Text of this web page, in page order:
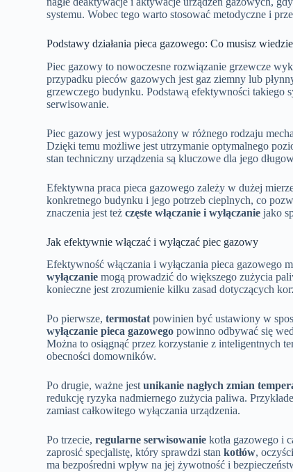
systemu. Wobec tego warto stosować metodyczne i
Podstawy działania pieca gazowego: Co musisz
Piec gazowy to nowoczesne rozwiązanie grzewcze
przypadku pieców gazowych jest gaz ziemny lub
grzewczego budynku. Podstawą efektywności takiego
serwisowanie.
Piec gazowy jest wyposażony w różnego rodzaju
Dzięki temu możliwe jest utrzymanie optymalnego
stan techniczny urządzenia są kluczowe dla jego
Efektywna praca pieca gazowego zależy w dużej
konkretnego budynku i jego potrzeb cieplnych, co
znaczenia jest teżczęste włączanie i wyłączanie jako
Jak efektywnie włączać i wyłączać piec gazowy
Efektywność włączania i wyłączania pieca
wyłączanie mogą prowadzić do większego zużycia
konieczne jest zrozumienie kilku zasad dotyczących
Po pierwsze,termostatpowinien być ustawiony w
wyłączanie pieca gazowego powinno odbywać się
Można to osiągnąć przez korzystanie z inteligentnych
obecności domowników.
Po drugie, ważne jestunikanie nagłych zmian
redukcję ryzyka nadmiernego zużycia paliwa.
zamiast całkowitego wyłączania urządzenia.
Po trzecie,regularne serwisowanie kotła gazowego i
zaprosić specjalistę, który sprawdzi stankotłów,
ma bezpośredni wpływ na jej żywotność i